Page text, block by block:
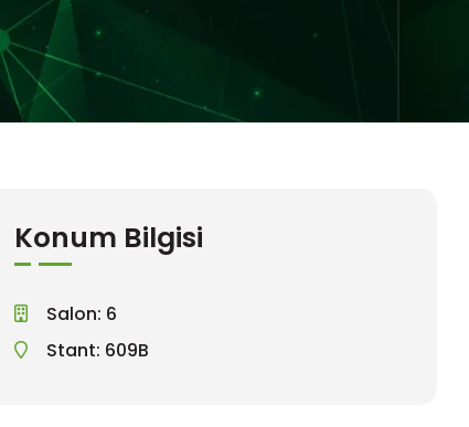
Konum Bilgisi
Salon: 6
Stant: 609B